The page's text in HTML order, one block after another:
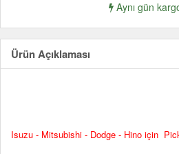
Aynı gün
Ürün Açıklaması
Isuzu - Mitsubishi - Dodge - Hino için